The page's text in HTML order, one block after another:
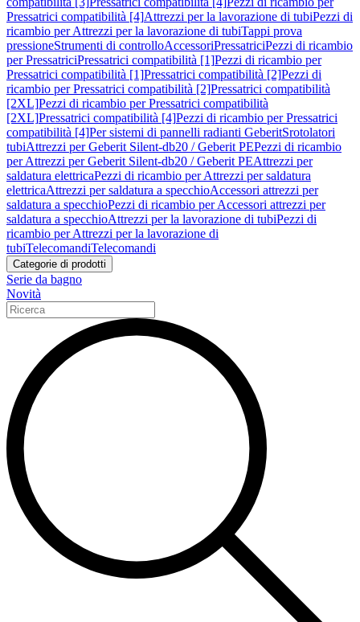
Pressatrici compatibilità [4]Attrezzi per la lavorazione di tubiPezzi di
ricambio per Attrezzi per la lavorazione di tubiTappi prova
pressioneStrumenti di controlloAccessoriPressatriciPezzi di ricambio
per PressatriciPressatrici compatibilità [1]Pezzi di ricambio per
Pressatrici compatibilità [1]Pressatrici compatibilità [2]Pezzi di
ricambio per Pressatrici compatibilità [2]Pressatrici compatibilità
[2XL]Pezzi di ricambio per Pressatrici compatibilità
[2XL]Pressatrici compatibilità [4]Pezzi di ricambio per Pressatrici
compatibilità [4]Per sistemi di pannelli radianti GeberitSrotolatori
tubiAttrezzi per Geberit Silent-db20 / Geberit PEPezzi di ricambio
per Attrezzi per Geberit Silent-db20 / Geberit PEAttrezzi per
saldatura elettricaPezzi di ricambio per Attrezzi per saldatura
elettricaAttrezzi per saldatura a specchioAccessori attrezzi per
saldatura a specchioPezzi di ricambio per Accessori attrezzi per
saldatura a specchioAttrezzi per la lavorazione di tubiPezzi di
ricambio per Attrezzi per la lavorazione di
tubiTelecomandiTelecomandi
Categorie di prodotti
Serie da bagno
Novità